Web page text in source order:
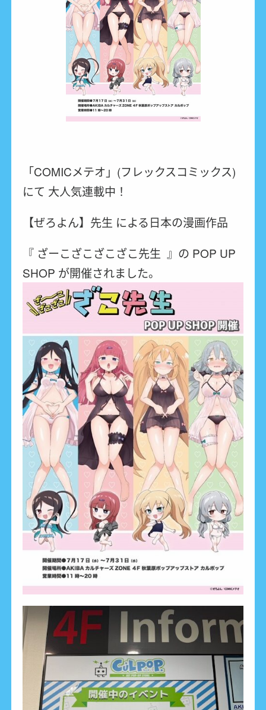
「COMICメテオ」(フレックスコミックス)
にて 大人気連載中！
【ぜろよん】先生 による日本の漫画作品
『 ざーこざこざこざこ先生 』の POP UP
SHOP が開催されました。